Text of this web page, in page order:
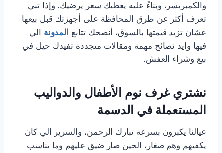
والكمبريسر، وبناءً عليه يعطيك سعر يرضيك. وإذا تبي
تعرف أكثر عن طرق المحافظة على أجهزتك قبل بيعها
عشان تزيد قيمتها بالسوق، أنصحك تتابع المدونة الي
فيها وايد نصائح مهمة ومقالات متجددة تفيدك حيل في
بيع وشراء العفش.
نشتري غرف نوم الأطفال والدواليب
المستعملة في الدسمة
عيالنا يكبرون بسرعة تبارك الرحمن، والسرير الي كان
يكفيهم وهم صغار، الحين صار ضيق عليهم وما يناسب